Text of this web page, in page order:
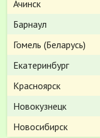
Ачинск
Барнаул
Гомель (Беларусь)
Екатеринбург
Красноярск
Новокузнецк
Новосибирск